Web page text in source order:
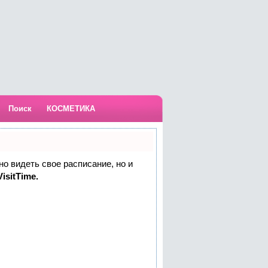
Поиск КОСМЕТИКА
видеть свое расписание, но и